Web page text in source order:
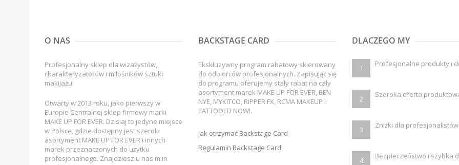
O NAS
Profesjonalny sklep dla wizażystów,
charakteryzatorów i miłośników sztuki
makijażu.
Otwarty w 2013 roku, jako pierwszy w
Europie Centralnej sklep firmowy marki
MAKE UP FOR EVER. Dzisiaj to jedyne miejsce
w Polsce, gdzie dostępny jest szeroki
asortyment MAKE UP FOR EVER i innych
marek przeznaczonych do użytku
profesjonalnego. Znajdziesz u nas m.in
BACKSTAGE CARD
Ekskluzywny program rabatowy skierowany
do odbiorców profesjonalnych. Zapisując się
do programu oferujemy stały rabat na cały
asortyment marek MAKE UP FOR EVER, BEN
NYE, MYKITCO, RIPPER FX, RCMA MAKEUP i
TATTOOED NOW!.
Jak otrzymać Backstage Card
Regulamin Backstage Card
DLACZEGO MY
1 Profesjonalne produkty i
2 Szeroka oferta
3 Zniżki dla profesjonalistów
4 Bezpieczeństwo i szybka